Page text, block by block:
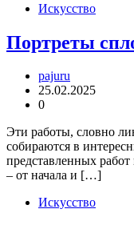
Искусство
Портреты
pajuru
25.02.2025
0
Эти работы, словно
собираются в
представленных
– от начала и […]
Искусство